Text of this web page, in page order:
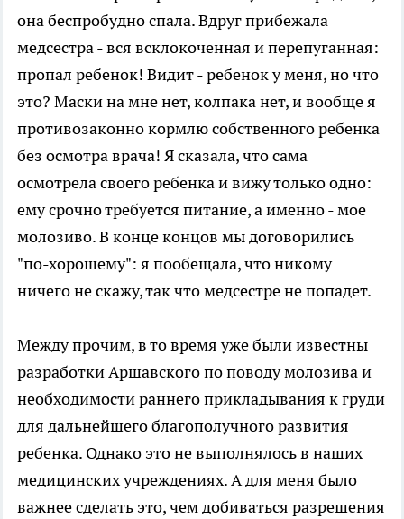
она беспробудно спала. Вдруг прибежала
медсестра - вся всклокоченная и перепуганная:
пропал ребенок! Видит - ребенок у меня, но что
это? Маски на мне нет, колпака нет, и вообще я
противозаконно кормлю собственного ребенка
без осмотра врача! Я сказала, что сама
осмотрела своего ребенка и вижу только одно:
ему срочно требуется питание, а именно - мое
молозиво. В конце концов мы договорились
"по-хорошему": я пообещала, что никому
ничего не скажу, так что медсестре не попадет.
Между прочим, в то время уже были известны
разработки Аршавского по поводу молозива и
необходимости раннего прикладывания к груди
для дальнейшего благополучного развития
ребенка. Однако это не выполнялось в наших
медицинских учреждениях. А для меня было
важнее сделать это, чем добиваться разрешения